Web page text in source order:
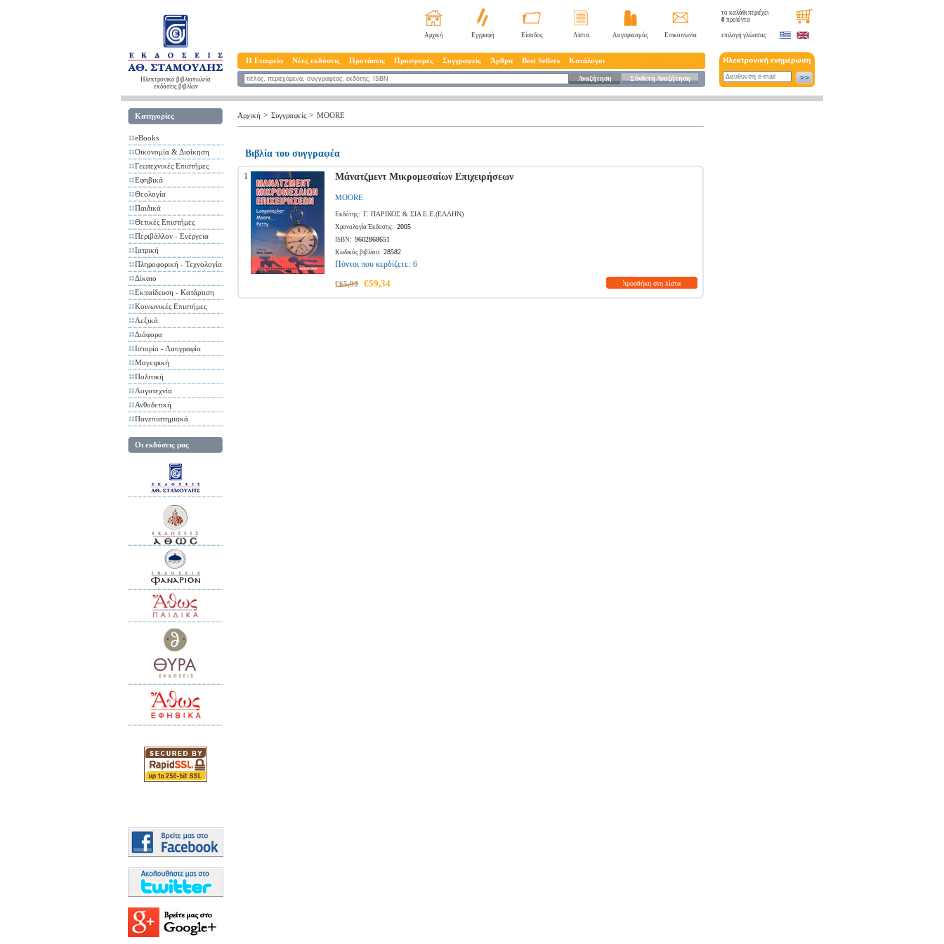
Ηλεκτρονικό βιβλιοπωλείο
εκδόσεις βιβλίων
Αρχική Εγγραφή Είσοδος Λίστα Λογαριασμός Επικοινωνία
Η Εταιρεία Νέες εκδόσεις Προτάσεις Προσφορές Συγγραφείς Άρθρα Best Sellers Κατάλογοι
Αναζήτηση Σύνθετη Αναζήτηση
το καλάθι περιέχει
0 προϊόντα
επιλογή γλώσσας
Κατηγορίες
eBooks
Οικονομία & Διοίκηση
Γεωτεχνικές Επιστήμες
Εφηβικά
Θεολογία
Παιδικά
Θετικές Επιστήμες
Περιβάλλον - Ενέργεια
Ιατρική
Πληροφορική - Τεχνολογία
Δίκαιο
Εκπαίδευση - Κατάρτιση
Κοινωνικές Επιστήμες
Λεξικά
Διάφορα
Ιστορία - Λαογραφία
Μαγειρική
Πολιτική
Λογοτεχνία
Ανθοδετική
Πανεπιστημιακά
Οι εκδόσεις μας
Αρχική > Συγγραφείς > MOORE
Βιβλία του συγγραφέα
1 Μάνατζμεντ Μικρομεσαίων Επιχειρήσεων
MOORE
Εκδότης: Γ. ΠΑΡΙΚΟΣ & ΣΙΑ Ε.Ε.(ΕΛΛΗΝ)
Χρονολογία Έκδοσης: 2005
ISBN: 9602868651
Κωδικός βιβλίου: 28582
Πόντοι που κερδίζετε: 6
€65,93 €59,34 προσθήκη στη λίστα